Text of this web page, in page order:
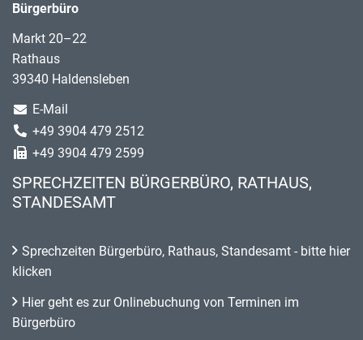
Bürgerbüro
Markt 20–22
Rathaus
39340 Haldensleben
E-Mail
+49 3904 479 2512
+49 3904 479 2599
SPRECHZEITEN BÜRGERBÜRO, RATHAUS,
STANDESAMT
Sprechzeiten Bürgerbüro, Rathaus, Standesamt - bitte hier
klicken
Hier geht es zur Onlinebuchung von Terminen im
Bürgerbüro